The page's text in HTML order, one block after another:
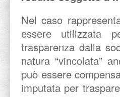
Nel caso
essere utilizzata
trasparenza dalla
natura “vincolata”
può essere
imputata per